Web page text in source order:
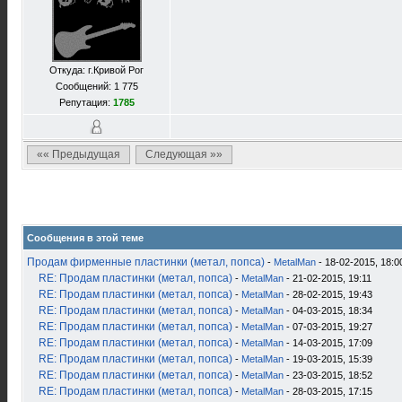
Откуда: г.Кривой Рог
Сообщений: 1 775
Репутация: 1785
«« Предыдущая Следующая »»
Сообщения в этой теме
Продам фирменные пластинки (метал, попса) - MetalMan - 18-02-2015,
RE: Продам пластинки (метал, попса) - MetalMan - 21-02-2015, 19:11
RE: Продам пластинки (метал, попса) - MetalMan - 28-02-2015, 19:43
RE: Продам пластинки (метал, попса) - MetalMan - 04-03-2015, 18:34
RE: Продам пластинки (метал, попса) - MetalMan - 07-03-2015, 19:27
RE: Продам пластинки (метал, попса) - MetalMan - 14-03-2015, 17:09
RE: Продам пластинки (метал, попса) - MetalMan - 19-03-2015, 15:39
RE: Продам пластинки (метал, попса) - MetalMan - 23-03-2015, 18:52
RE: Продам пластинки (метал, попса) - MetalMan - 28-03-2015, 17:15